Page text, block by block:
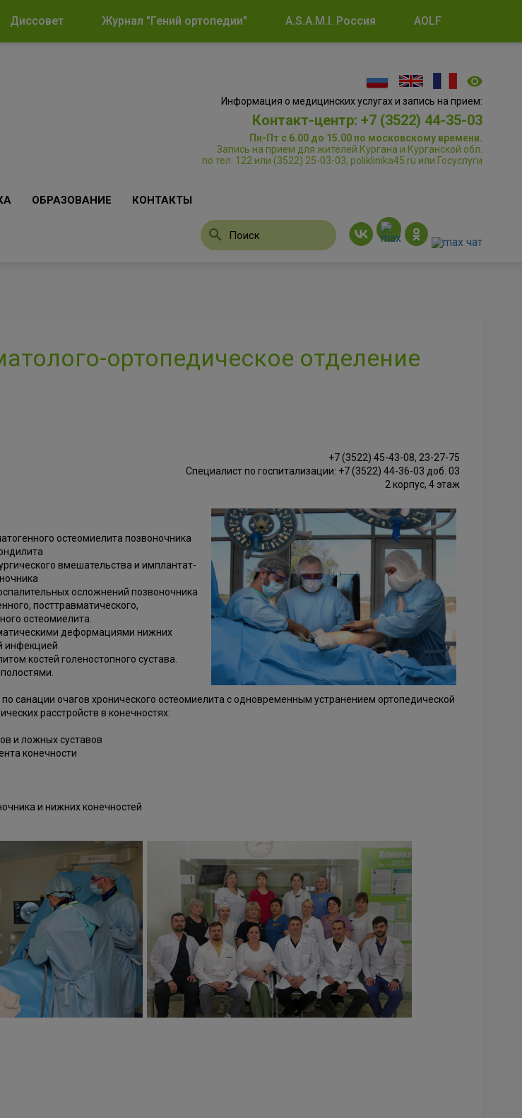
Диссовет Журнал "Гений ортопедии" A.S.A.M.I. Россия AOLF
Информация о медицинских услугах и запись на прием:
Контакт-центр: +7 (3522) 44-35-03
Пн-Пт с 6.00 до 15.00 по московскому времени.
Запись на прием для жителей Кургана и Курганской обл.
по тел: 122 или (3522) 25-03-03, poliklinika45.ru или Госуслуги
ОБРАЗОВАНИЕ КОНТАКТЫ
ортопедическое отделение
+7 (3522) 45-43-08, 23-27-75
Специалист по госпитализации: +7 (3522) 44-36-03 доб. 03
2 корпус, 4 этаж
остеомиелита позвоночника
вмешательства и имплантат-
осложнений позвоночника
посттравматического,
остеомиелита.
деформациями нижних
инфекцией
костей голеностопного сустава.
санации очагов хронического остеомиелита с одновременным устранением ортопедической
расстройств в конечностях:
и ложных суставов
конечности
и нижних конечностей